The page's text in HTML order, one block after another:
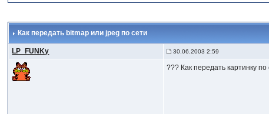
Как передать bitmap или jpeg по сети
LP_FUNKy 30.06.2003 2:59
??? Как передать картинку